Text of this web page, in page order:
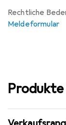
Rechtliche
Meldeformular